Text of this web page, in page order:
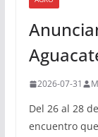
2026-07-31
Del 26 al 28
encuentro